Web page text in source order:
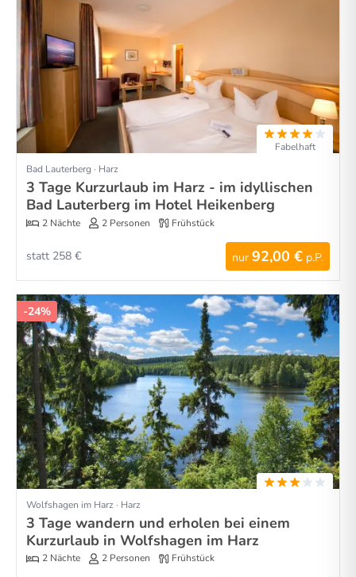
Fabelhaft
Bad Lauterberg · Harz
3 Tage Kurzurlaub im Harz - im idyllischen
Bad Lauterberg im Hotel Heikenberg
2 Nächte 2 Personen Frühstück
nur 92,00 € p.P.
statt 258 €
-24%
Wolfshagen im Harz · Harz
3 Tage wandern und erholen bei einem
Kurzurlaub in Wolfshagen im Harz
2 Nächte 2 Personen Frühstück